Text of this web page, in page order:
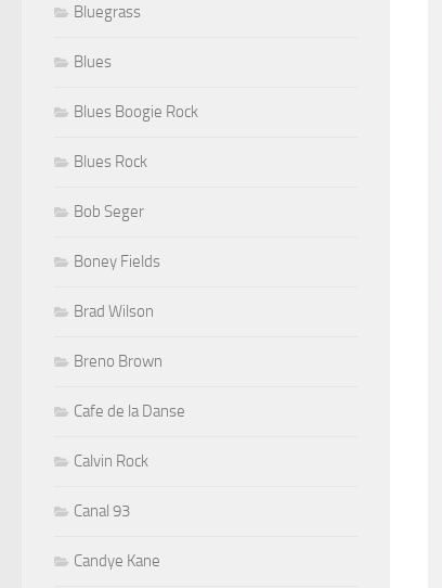
Bluegrass
Blues
Blues Boogie Rock
Blues Rock
Bob Seger
Boney Fields
Brad Wilson
Breno Brown
Cafe de la Danse
Calvin Rock
Canal 93
Candye Kane